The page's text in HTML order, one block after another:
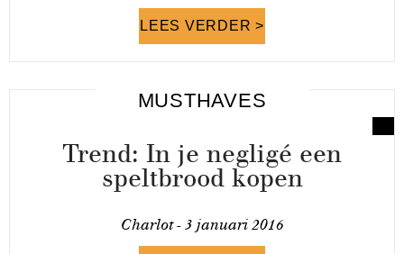
LEES VERDER >
MUSTHAVES
Trend: In je negligé een
speltbrood kopen
Charlot - 3 januari 2016